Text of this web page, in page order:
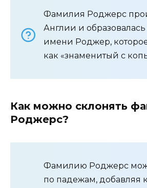
Фамилия Роджерс
Англии и
имени Роджер,
как «знаменитый с
Как можно склонять
Роджерс?
Фамилию Роджерс
по падежам, добавляя